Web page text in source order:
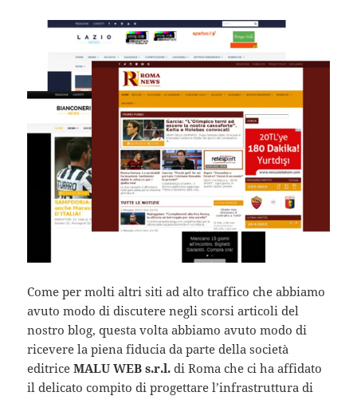
Come per molti altri siti ad alto traffico che abbiamo
avuto modo di discutere negli scorsi articoli del
nostro blog, questa volta abbiamo avuto modo di
ricevere la piena fiducia da parte della società
editriceMALU WEB s.r.l. di Roma che ci ha affidato
il delicato compito di progettare l’infrastruttura di